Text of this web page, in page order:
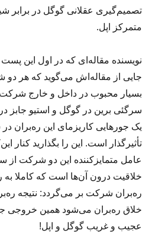
تصمیم‌گیری عقلانی گوگل در برابر
متمرکز اپل.
نویسنده مقاله‌‌ای که در اول این پست
جایی از مقاله‌اش می‌گوید که هر دو
بسیار محبوب در داخل و خارج شرکت
سرگئی برین در گوگل و استیو جابز
یک جورهایی کاریزمای این ره‌بران
تأثیرگذار است. این را بگذارید کنار
عامل متمایزکننده این دو شرکت از
خلاقیت درون آن‌ها است که کاملا به
ره‌بران شرکت بر می‌گردد: نتیجه
خلاق ره‌بران می‌شود همین خروجی
عجیب و غریب گوگل و اپل!